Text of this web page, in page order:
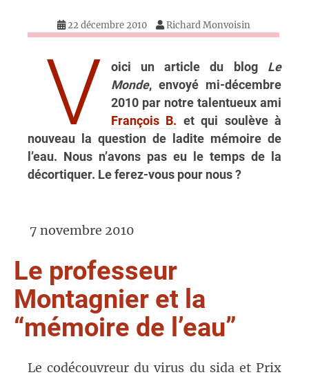
22 décembre 2010 Richard Monvoisin
V oici un article du blog Le
Monde, envoyé mi-décembre
2010 par notre talentueux ami
François B. et qui soulève à
nouveau la question de ladite mémoire de
l’eau. Nous n’avons pas eu le temps de la
décortiquer. Le ferez-vous pour nous ?
7 novembre 2010
Le professeur
Montagnier et la
“mémoire de l’eau”
Le codécouvreur du virus du sida et Prix